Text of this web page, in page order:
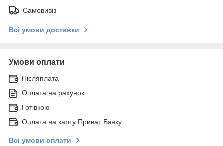
Самовивіз
Всі умови доставки
Умови оплати
Післяплата
Оплата на рахунок
Готівкою
Оплата на карту Приват Банку
Всі умови оплати